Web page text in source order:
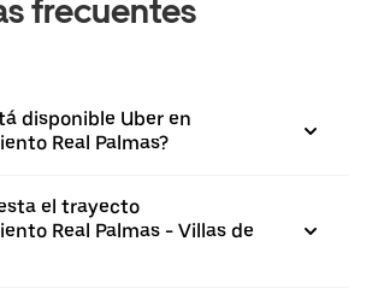
frecuentes
disponible Uber en
Real Palmas?
el trayecto
Real Palmas - Villas de